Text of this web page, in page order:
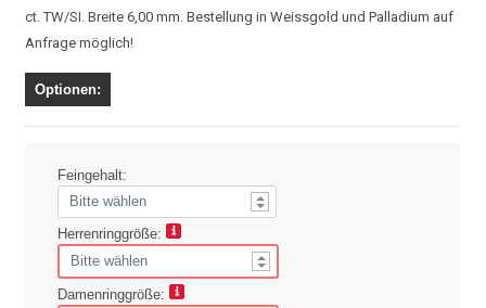
ct. TW/SI. Breite 6,00 mm. Bestellung in Weissgold und Palladium auf
Anfrage möglich!
Optionen:
Feingehalt:
Herrenringgröße:
Damenringgröße: